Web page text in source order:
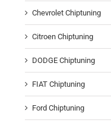
Chevrolet Chiptuning
Citroen Chiptuning
DODGE Chiptuning
FIAT Chiptuning
Ford Chiptuning